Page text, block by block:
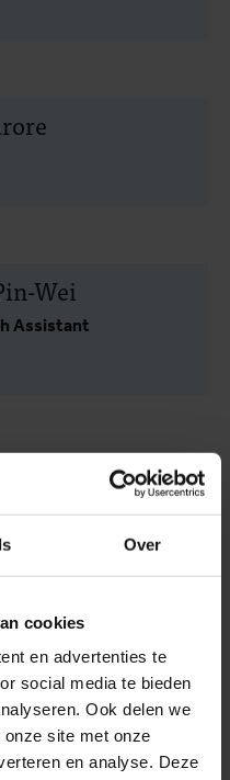
Over
cookies
en advertenties te
social media te bieden
Ook delen we
site met onze
en analyse. Deze
Wei
Assistant
Fellow